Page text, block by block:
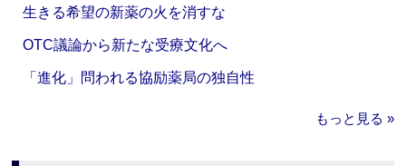
生きる希望の新薬の火を消すな
OTC議論から新たな受療文化へ
「進化」問われる協励薬局の独自性
もっと見る »